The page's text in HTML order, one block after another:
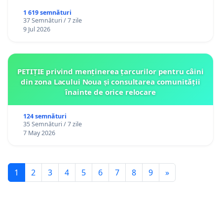
1 619 semnături
37 Semnături / 7 zile
9 Jul 2026
PETIȚIE privind menținerea țarcurilor pentru câini
din zona Lacului Noua și consultarea comunității
înainte de orice relocare
124 semnături
35 Semnături / 7 zile
7 May 2026
1 2 3 4 5 6 7 8 9 »